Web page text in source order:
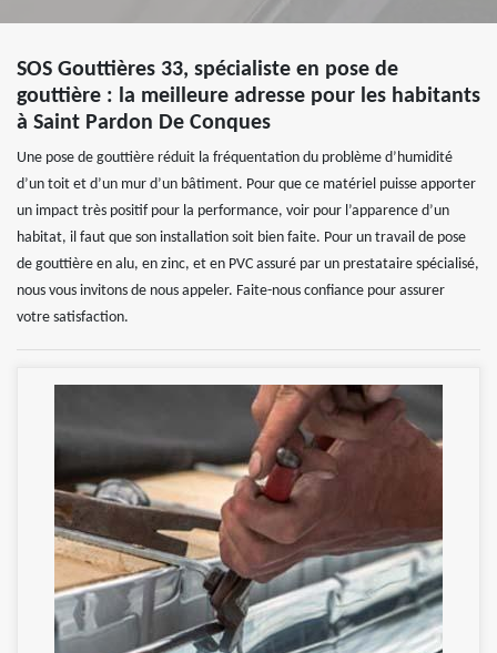
SOS Gouttières 33, spécialiste en pose de
gouttière : la meilleure adresse pour les habitants
à Saint Pardon De Conques
Une pose de gouttière réduit la fréquentation du problème d’humidité
d’un toit et d’un mur d’un bâtiment. Pour que ce matériel puisse apporter
un impact très positif pour la performance, voir pour l’apparence d’un
habitat, il faut que son installation soit bien faite. Pour un travail de pose
de gouttière en alu, en zinc, et en PVC assuré par un prestataire spécialisé,
nous vous invitons de nous appeler. Faite-nous confiance pour assurer
votre satisfaction.